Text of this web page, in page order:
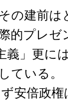
の建前
的プレゼ
義」更に
ている。
安倍政